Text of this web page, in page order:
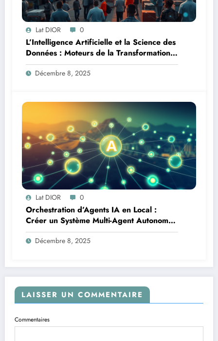
Lat DIOR 0
L’Intelligence Artificielle et la Science des
Données : Moteurs de la Transformation
Logistique et Infrastructures en Afrique
Décembre 8, 2025
Lat DIOR 0
Orchestration d’Agents IA en Local :
Créer un Système Multi-Agent Autonome
avec TinyLlama
Décembre 8, 2025
LAISSER UN COMMENTAIRE
Commentaires